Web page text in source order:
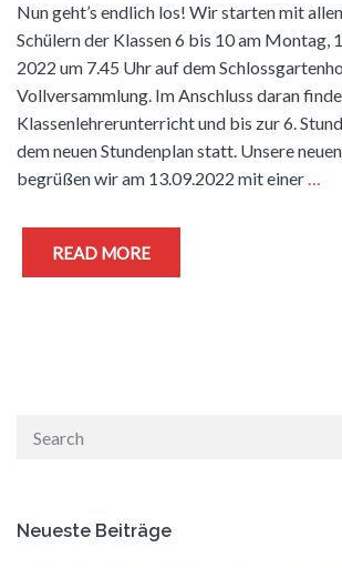
Nun geht’s endlich los! Wir starten mit
Schülern der Klassen 6 bis 10 am Montag,
2022 um 7.45 Uhr auf dem
Vollversammlung. Im Anschluss daran
Klassenlehrerunterricht und bis zur 6.
dem neuen Stundenplan statt. Unsere
begrüßen wir am 13.09.2022 mit einer…
READ MORE
Neueste Beiträge